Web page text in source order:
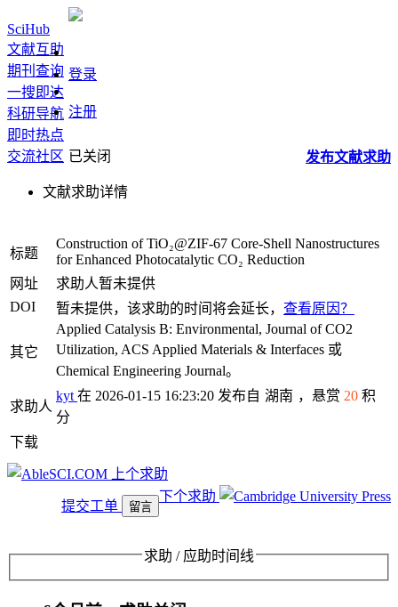
SciHub
文献互助
期刊查询
一搜即达
科研导航
即时热点
交流社区
登录
注册
发布文献求助
已关闭
文献求助详情
标题
Construction of TiO₂@ZIF-67 Core-Shell Nanostructures
for Enhanced Photocatalytic CO₂ Reduction
网址
求助人暂未提供
DOI
暂未提供，该求助的时间将会延长， 查看原因？
其它
Applied Catalysis B: Environmental, Journal of CO2
Utilization, ACS Applied Materials & Interfaces 或
Chemical Engineering Journal。
求助人
kyt 在 2026-01-15 16:23:20 发布自 湖南 ，悬赏 20 积
分
下载
上个求助
下个求助
提交工单 留言
求助 / 应助时间线